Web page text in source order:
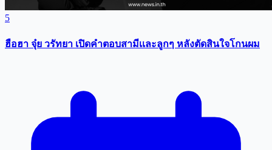
5
ฮือฮา จุ๋ย วรัทยา เปิดคำตอบสามีเเละลูกๆ หลังตัดสินใจโกนผม